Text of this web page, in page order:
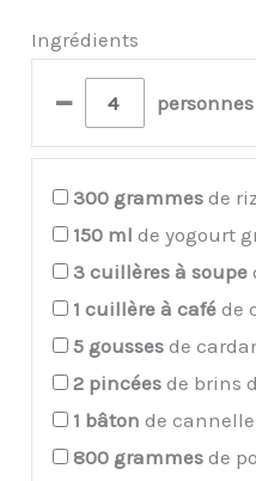
Ingrédients
– personnes
300 grammes de
150 ml de yogourt
3 cuillères à soupe
1 cuillère à café de
5 gousses de
2 pincées de brins
1 bâton de cannelle
800 grammes de